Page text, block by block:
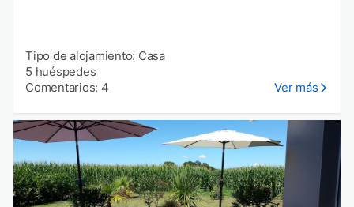
Tipo de alojamiento: Casa
5 huéspedes
Comentarios: 4
Ver más